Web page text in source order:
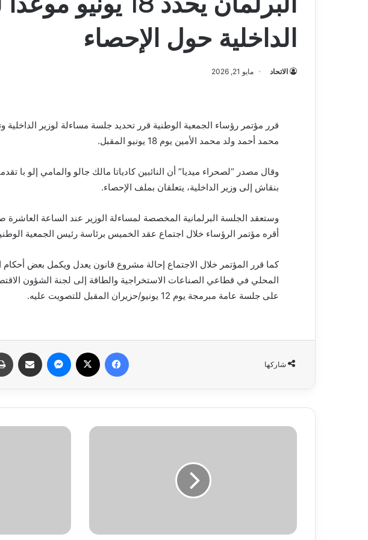
الداخلية حول الإحصاء
الاتحاد مايو 21, 2026
قرر مؤتمر رؤساء الجمعية الوطنية قرر تحديد جلسة مساءلة لوزير الداخلية
محمد أحمد ولد محمد الأمين يوم 18 يونيو المقبل.
وقال مصدر “لصحراء ميديا” أن النائبين كادياتا مالك جالو والمامي إلو با
بنقاش إلى وزير الداخلية، يتعلقان بملف الإحصاء.
وستعقد الجلسة البرلمانية المخصصة لمساءلة الوزير عند الساعة
أقره مؤتمر الرؤساء خلال اجتماع عقد الخميس برئاسة رئيس الجمعية
كما قرر المؤتمر خلال الاجتماع إحالة مشروع قانون يعدل ويكمل بعض أحكام
المحلي في قطاعي الصناعات الاستخراجية والطاقة إلى لجنة الشؤون
على جلسة عامة مبرمجة يوم 12 يونيو/حزيران المقبل للتصويت عليه.
شاركها
فيسبوك ماسنجر مشاركة عبر البريد